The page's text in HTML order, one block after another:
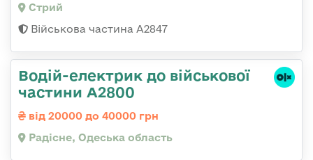
Стрий
Військова частина А2847
Водій-електрик до військової
частини А2800
від 20000 до 40000 грн
Радісне, Одеська область